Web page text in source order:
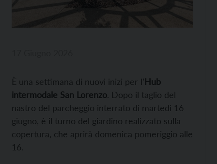
È una settimana di nuovi inizi per l’Hub
intermodale San Lorenzo. Dopo il taglio del
nastro del parcheggio interrato di martedì 16
giugno, è il turno del giardino realizzato sulla
copertura, che aprirà domenica pomeriggio alle
16.